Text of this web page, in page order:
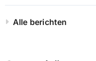
Alle berichten